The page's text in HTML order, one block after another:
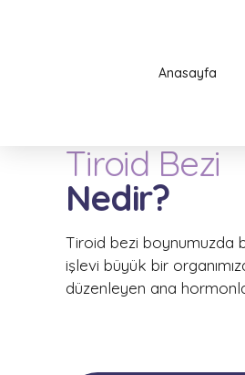
Anasayfa
Tiroid Bezi
Nedir?
Tiroid bezi boynumuzda
işlevi büyük bir
düzenleyen ana